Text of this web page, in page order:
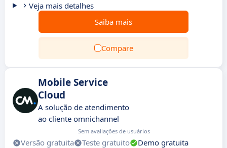
Veja mais detalhes
Saiba mais
Compare
Mobile Service
Cloud
A solução de atendimento
ao cliente omnichannel
Sem avaliações de usuários
Versão gratuita Teste gratuito
Demo gratuita